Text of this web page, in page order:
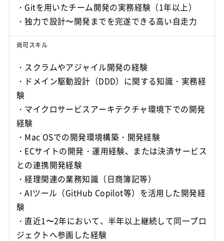
・Gitを用いたチーム開発の実務経験（1年以上）
尚可スキル
・スクラムやアジャイル開発の経験
・ドメイン駆動設計（DDD）に関する知識・実務経
験
・マイクロサービスアーキテクチャ環境下での開発
経験
・Mac OSでの開発環境構築・開発経験
・ECサイトの開発・運用経験、または決済サービス
との連携開発経験
・経理関連の業務知識（日商簿記等）
・AIツール（GitHub Copilot等）を活用した開発経
験
・直近1〜2年において、半年以上継続して同一プロ
ジェクトへ参画した経験